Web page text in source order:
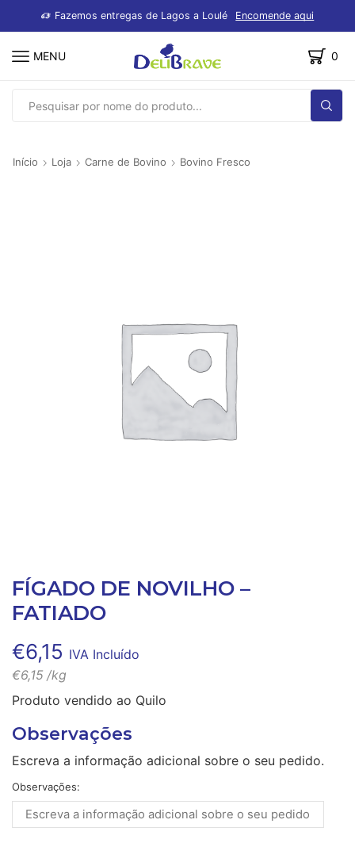
Fazemos entregas de Lagos a Loulé Encomende aqui
MENU 0
SEARCH
Início Loja Carne de Bovino Bovino Fresco
FÍGADO DE NOVILHO –
FATIADO
€6,15 IVA Incluído
€6,15 /kg
Produto vendido ao Quilo
Observações
Escreva a informação adicional sobre o seu pedido.
Observações: